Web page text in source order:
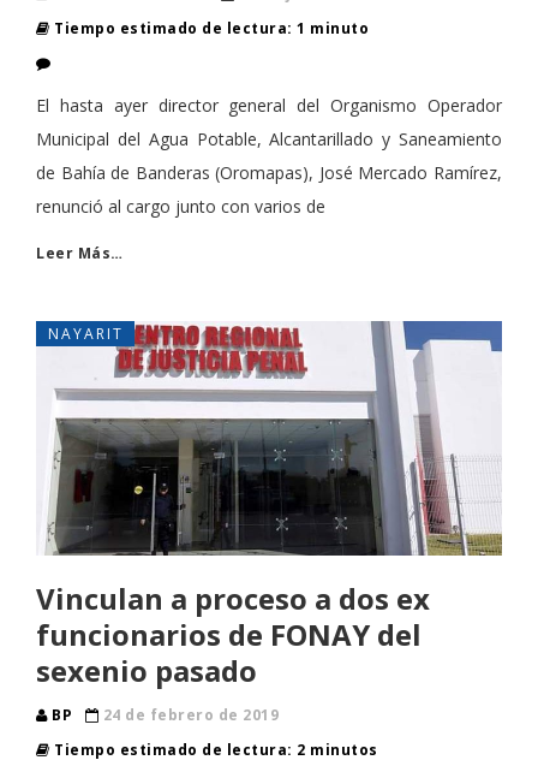
Tiempo estimado de lectura: 1 minuto
El hasta ayer director general del Organismo Operador
Municipal del Agua Potable, Alcantarillado y Saneamiento
de Bahía de Banderas (Oromapas), José Mercado Ramírez,
renunció al cargo junto con varios de
Leer Más…
NAYARIT
Vinculan a proceso a dos ex
funcionarios de FONAY del
sexenio pasado
BP
24 de febrero de 2019
Tiempo estimado de lectura: 2 minutos